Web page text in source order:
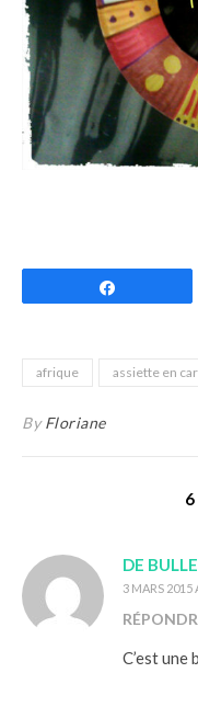
afrique assiette en
ByFloriane
DE
3 MARS 2015
C’est une